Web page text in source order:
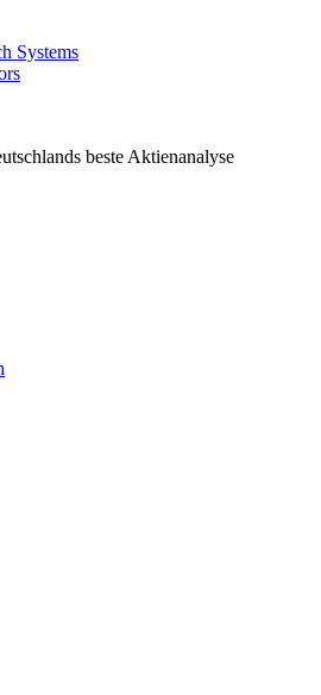
Systems
beste Aktienanalyse